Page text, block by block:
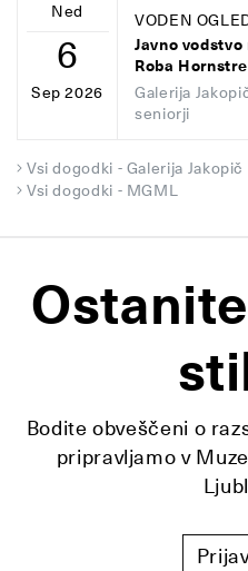
Ned
6
Sep 2026
VODEN
Javno
Roba Hornstre
Galerija
seniorji
Vsi dogodki - Galerija Jakopič
Vsi dogodki - MGML
Bodite obveščeni o
pripravljamo v